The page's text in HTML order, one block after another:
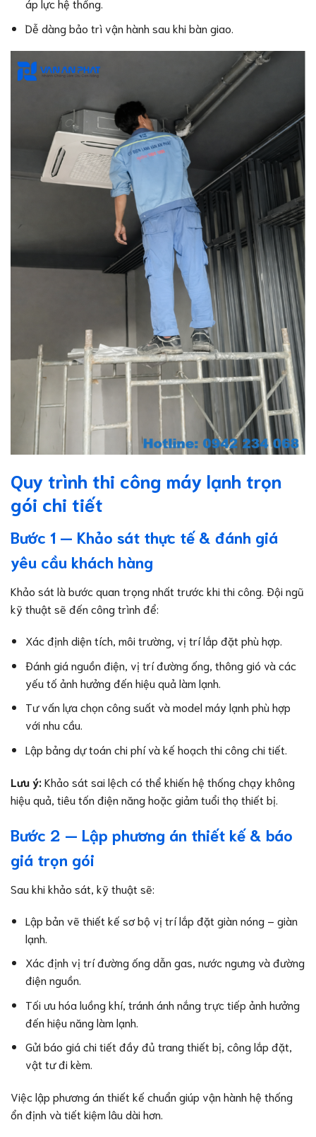
áp lực hệ thống.
Dễ dàng bảo trì vận hành sau khi bàn giao.
Quy trình thi công máy lạnh trọn
gói chi tiết
Bước 1 — Khảo sát thực tế & đánh giá
yêu cầu khách hàng
Khảo sát là bước quan trọng nhất trước khi thi công. Đội ngũ
kỹ thuật sẽ đến công trình để:
Xác định diện tích, môi trường, vị trí lắp đặt phù hợp.
Đánh giá nguồn điện, vị trí đường ống, thông gió và các
yếu tố ảnh hưởng đến hiệu quả làm lạnh.
Tư vấn lựa chọn công suất và model máy lạnh phù hợp
với nhu cầu.
Lập bảng dự toán chi phí và kế hoạch thi công chi tiết.
Lưu ý: Khảo sát sai lệch có thể khiến hệ thống chạy không
hiệu quả, tiêu tốn điện năng hoặc giảm tuổi thọ thiết bị.
Bước 2 — Lập phương án thiết kế & báo
giá trọn gói
Sau khi khảo sát, kỹ thuật sẽ:
Lập bản vẽ thiết kế sơ bộ vị trí lắp đặt giàn nóng – giàn
lạnh.
Xác định vị trí đường ống dẫn gas, nước ngưng và đường
điện nguồn.
Tối ưu hóa luồng khí, tránh ánh nắng trực tiếp ảnh hưởng
đến hiệu năng làm lạnh.
Gửi báo giá chi tiết đầy đủ trang thiết bị, công lắp đặt,
vật tư đi kèm.
Việc lập phương án thiết kế chuẩn giúp vận hành hệ thống
ổn định và tiết kiệm lâu dài hơn.